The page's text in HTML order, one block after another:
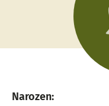
Narozen: